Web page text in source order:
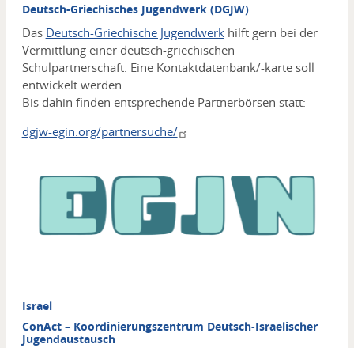
Deutsch-Griechisches Jugendwerk (DGJW)
Das Deutsch-Griechische Jugendwerkhilft gern bei der
Vermittlung einer deutsch-griechischen
Schulpartnerschaft. Eine Kontaktdatenbank/-karte soll
entwickelt werden.
Bis dahin finden entsprechende Partnerbörsen statt:
dgjw-egin.org/partnersuche/
Israel
ConAct – Koordinierungszentrum Deutsch-Israelischer
Jugendaustausch